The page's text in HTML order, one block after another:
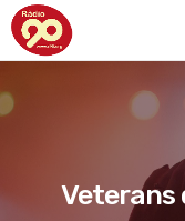
Veterans